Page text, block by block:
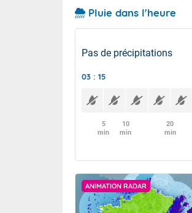
Pluie dans l'heure
Pas de précipitations
03 : 15
5
min
10
min
20
min
ANIMATION RADAR